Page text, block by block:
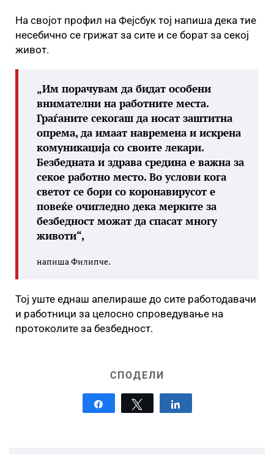
На својот профил на Фејсбук тој напиша дека тие
несебично се грижат за сите и се борат за секој
живот.
„Им порачувам да бидат особени
внимателни на работните места.
Граѓаните секогаш да носат заштитна
опрема, да имаат навремена и искрена
комуникација со своите лекари.
Безбедната и здрава средина е важна за
секое работно место. Во услови кога
светот се бори со коронавирусот е
повеќе очигледно дека мерките за
безбедност можат да спасат многу
животи“,
напиша Филипче.
Тој уште еднаш апелираше до сите работодавачи
и работници за целосно спроведување на
протоколите за безбедност.
СПОДЕЛИ
Tweet